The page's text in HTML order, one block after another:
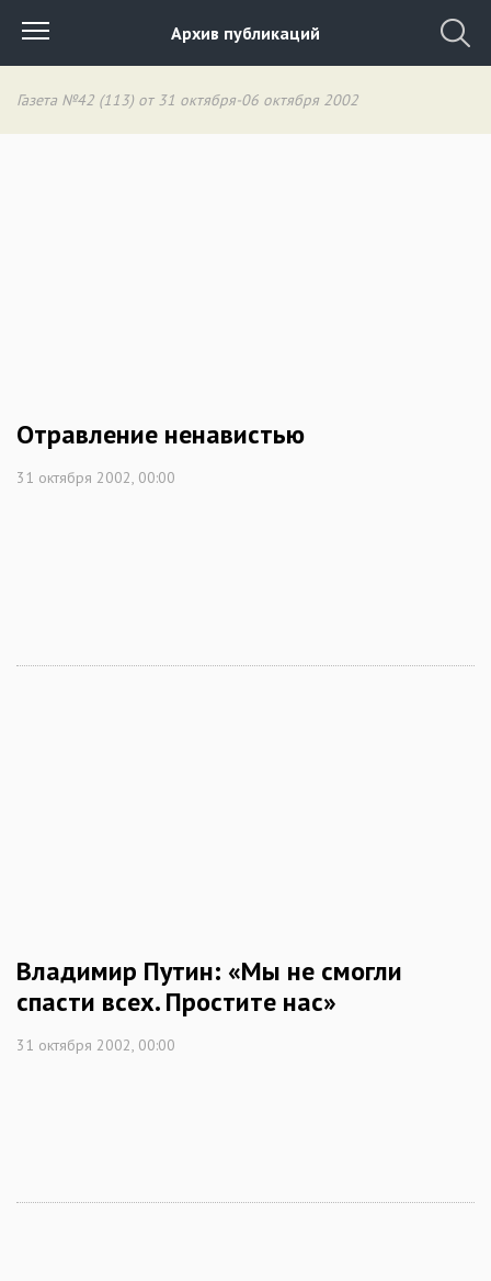
Архив публикаций
Газета №42 (113) от 31 октября-06 октября 2002
Отравление ненавистью
31 октября 2002, 00:00
Владимир Путин: «Мы не смогли
спасти всех. Простите нас»
31 октября 2002, 00:00